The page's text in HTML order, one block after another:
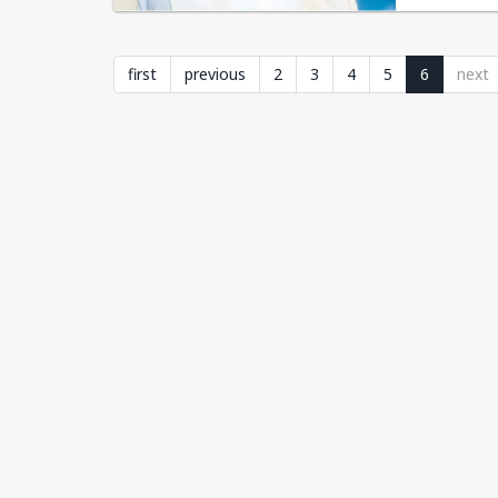
first previous 2 3 4 5 6 next